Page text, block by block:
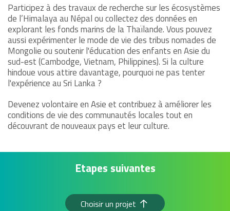
Participez à des travaux de recherche sur les écosystèmes
de l’Himalaya au Népal ou collectez des données en
explorant les fonds marins de la Thaïlande. Vous pouvez
aussi expérimenter le mode de vie des tribus nomades de
Mongolie ou soutenir l'éducation des enfants en Asie du
sud-est (Cambodge, Vietnam, Philippines). Si la culture
hindoue vous attire davantage, pourquoi ne pas tenter
l'expérience au Sri Lanka ?
Devenez volontaire en Asie et contribuez à améliorer les
conditions de vie des communautés locales tout en
découvrant de nouveaux pays et leur culture.
Etapes suivantes
Choisir un projet